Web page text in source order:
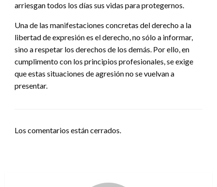
arriesgan todos los días sus vidas para protegernos.
Una de las manifestaciones concretas del derecho a la
libertad de expresión es el derecho, no sólo a informar,
sino a respetar los derechos de los demás. Por ello, en
cumplimento con los principios profesionales, se exige
que estas situaciones de agresión no se vuelvan a
presentar.
Los comentarios están cerrados.